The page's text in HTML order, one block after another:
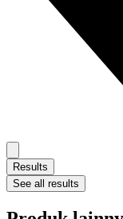
Results
See all results